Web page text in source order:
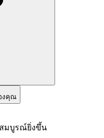
งคุณ
มบูรณ์ยิ่งขึ้น